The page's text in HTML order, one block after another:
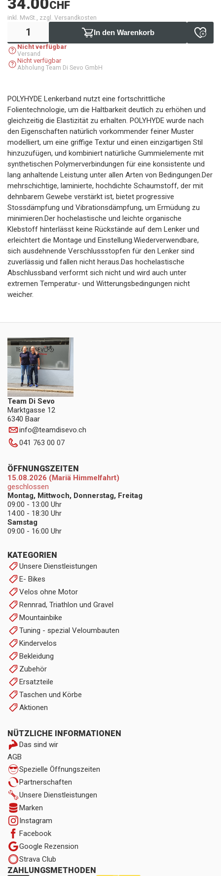
CHF
inkl. MwSt., zzgl. Versandkosten
In den Warenkorb
Nicht verfügbar
Versand
Nicht verfügbar
Abholung Team Di Sevo GmbH
POLYHYDE Lenkerband nutzt eine fortschrittliche
Folientechnologie, um die Haltbarkeit deutlich zu erhöhen und
gleichzeitig die Elastizität zu erhalten. POLYHYDE wurde nach
den Eigenschaften natürlich vorkommender feiner Muster
modelliert, um eine griffige Textur und einen einzigartigen Stil
hinzuzufügen, und kombiniert natürliche Gummielemente mit
synthetischen Polymerverbindungen für eine konsistente und
lang anhaltende Leistung unter allen Arten von Bedingungen.Der
mehrschichtige, laminierte, hochdichte Schaumstoff, der mit
dehnbarem Gewebe verstärkt ist, bietet progressive
Stossdämpfung und Vibrationsdämpfung, um Ermüdung zu
minimieren.Der hochelastische und leichte organische
Klebstoff hinterlässt keine Rückstände auf dem Lenker und
erleichtert die Montage und Einstellung.Wiederverwendbare,
sich ausdehnende Verschlussstopfen für den Lenker sind
zuverlässig und fallen nicht heraus.Das hochelastische
Abschlussband verformt sich nicht und wird auch unter
extremen Temperatur- und Witterungsbedingungen nicht
weicher.
Team Di Sevo
Marktgasse 12
6340 Baar
info@teamdisevo.ch
041 763 00 07
KATEGORIEN
Unsere Dienstleistungen
E- Bikes
Velos ohne Motor
Rennrad, Triathlon und Gravel
Mountainbike
Tuning - spezial Veloumbauten
Kindervelos
Bekleidung
Zubehör
Ersatzteile
Taschen und Körbe
Aktionen
NÜTZLICHE INFORMATIONEN
Das sind wir
AGB
Spezielle Öffnungszeiten
Partnerschaften
Unsere Dienstleistungen
Marken
Instagram
Facebook
Google Rezension
Strava Club
ZAHLUNGSMETHODEN
ÖFFNUNGSZEITEN
15.08.2026 (Mariä Himmelfahrt)
geschlossen
Montag, Mittwoch, Donnerstag, Freitag
09:00 - 13:00 Uhr
14:00 - 18:30 Uhr
Samstag
09:00 - 16:00 Uhr